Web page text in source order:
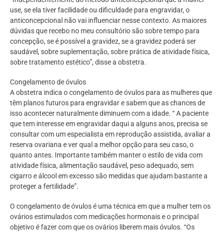
use, se ela tiver facilidade ou dificuldade para engravidar, o
anticoncepcional não vai influenciar nesse contexto. As maiores
dúvidas que recebo no meu consultório são sobre tempo para
concepção, se é possível a gravidez, se a gravidez poderá ser
saudável, sobre suplementação, sobre prática de atividade física,
sobre tratamento estético”, disse a obstetra.
Congelamento de óvulos
A obstetra indica o congelamento de óvulos para as mulheres que
têm planos futuros para engravidar e sabem que as chances de
isso acontecer naturalmente diminuem com a idade. “ A paciente
que tem interesse em engravidar daqui a alguns anos, precisa se
consultar com um especialista em reprodução assistida, avaliar a
reserva ovariana e ver qual a melhor opção para seu caso, o
quanto antes. Importante também manter o estilo de vida com
atividade física, alimentação saudável, peso adequado, sem
cigarro e álcool em excesso são medidas que ajudam bastante a
proteger a fertilidade”.
O congelamento de óvulos é uma técnica em que a mulher tem os
ovários estimulados com medicações hormonais e o principal
objetivo é fazer com que os ovários liberem mais óvulos. “Os